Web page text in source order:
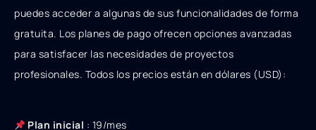
puedes acceder a algunas de sus funcionalidades de forma
gratuita. Los planes de pago ofrecen opciones avanzadas
para satisfacer las necesidades de proyectos
profesionales. Todos los precios están en dólares (USD):
Plan inicial : 19/mes